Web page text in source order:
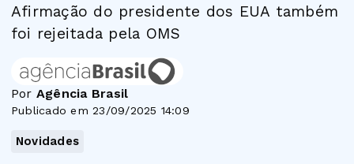
Afirmação do presidente dos EUA também
foi rejeitada pela OMS
Por Agência Brasil
Publicado em 23/09/2025 14:09
Novidades